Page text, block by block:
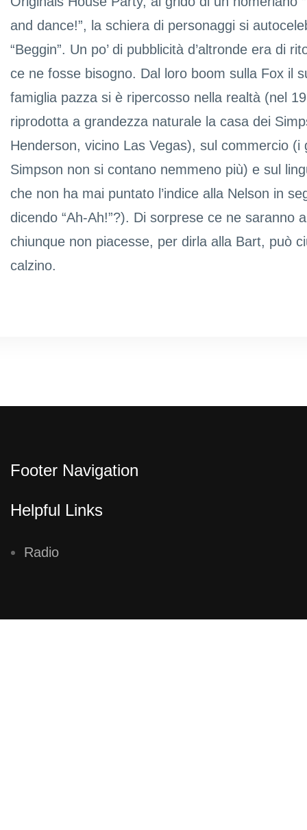
and dance!”, la schiera di personaggi si
“Beggin”. Un po’ di pubblicità d’altronde era di
ce ne fosse bisogno. Dal loro boom sulla Fox il
famiglia pazza si è ripercosso nella realtà (nel
riprodotta a grandezza naturale la casa dei
Henderson, vicino Las Vegas), sul commercio (i
Simpson non si contano nemmeno più) e sul
che non ha mai puntato l’indice alla Nelson in
dicendo “Ah-Ah!”?). Di sorprese ce ne saranno
chiunque non piacesse, per dirla alla Bart, può
calzino.
Footer Navigation
Helpful Links
Radio